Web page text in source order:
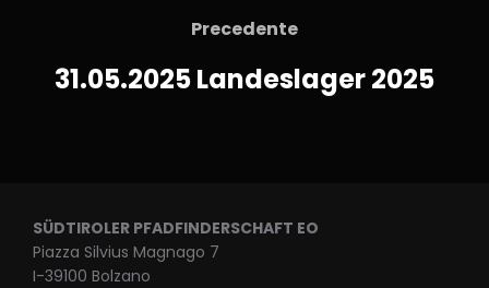
Precedente
31.05.2025 Landeslager 2025
SÜDTIROLER PFADFINDERSCHAFT EO
Piazza Silvius Magnago 7
I-39100 Bolzano